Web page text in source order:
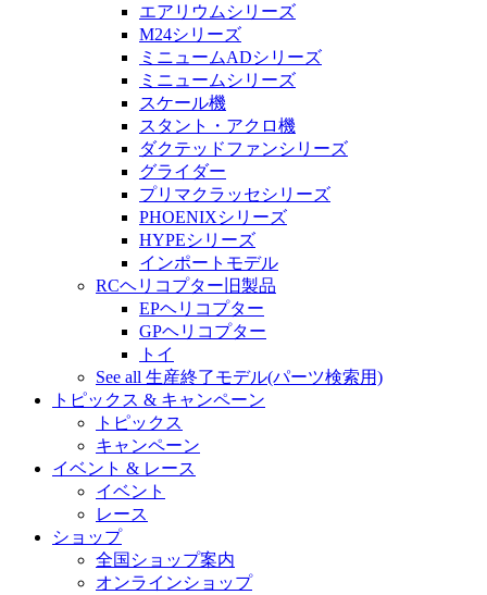
エアリウムシリーズ
M24シリーズ
ミニュームADシリーズ
ミニュームシリーズ
スケール機
スタント・アクロ機
ダクテッドファンシリーズ
グライダー
プリマクラッセシリーズ
PHOENIXシリーズ
HYPEシリーズ
インポートモデル
RCヘリコプター旧製品
EPヘリコプター
GPヘリコプター
トイ
See all 生産終了モデル(パーツ検索用)
トピックス & キャンペーン
トピックス
キャンペーン
イベント & レース
イベント
レース
ショップ
全国ショップ案内
オンラインショップ